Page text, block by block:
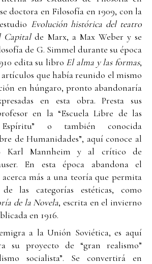
doctora en Filosofía en 1909, con la
Evolución histórica del teatro
Capitalde Marx, a Max Weber y se
de G. Simmel durante su época
edita su libro El alma y las formas,
que había reunido el mismo
en húngaro, pronto abandonaría
en esta obra. Presta sus
en la “Escuela Libre de las
o también conocida
de Humanidades”, aquí conoce al
Karl Mannheim y al crítico de
En esta época abandona el
más a una teoría que permita
las categorías estéticas, como
de la Novela, escrita en el invierno
en 1916.
a la Unión Soviética, es aquí
su proyecto de “gran realismo”
socialista”. Se convertirá en